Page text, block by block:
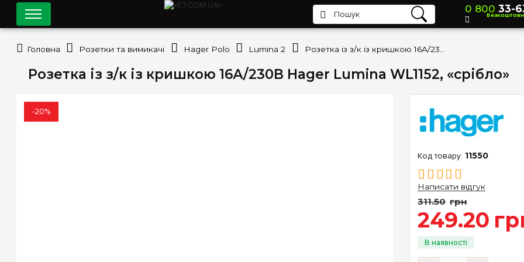
Розетка із з/к із кришкою 16А/230В Hager Lumina WL1152, «срібло»
-20%
11550
Написати відгук
311.50 грн
249.20
0 800 33-
Головна Розетки та вимикачі Hager Polo Lumina 2